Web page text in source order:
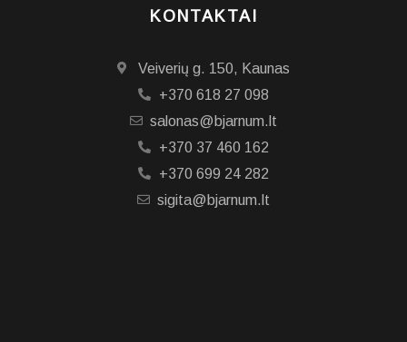
KONTAKTAI
Veiverių g. 150, Kaunas
+370 618 27 098
salonas@bjarnum.lt
+370 37 460 162
+370 699 24 282
sigita@bjarnum.lt